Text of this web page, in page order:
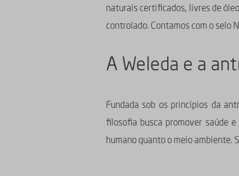
naturais certificados, livres de
controlado. Contamos com o selo
A Weleda e a
Fundada sob os princípios da
filosofia busca promover saúde
humano quanto o meio ambiente.